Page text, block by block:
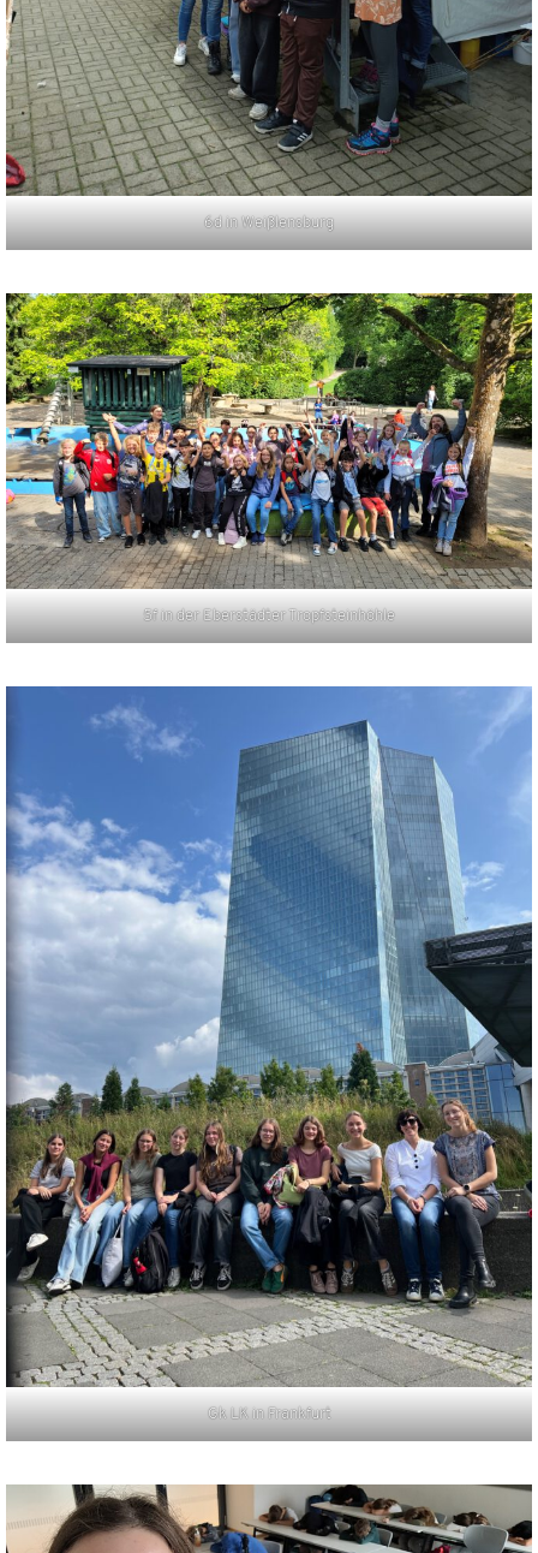
6d in Weißlensburg
5f in der Eberstädter Tropfsteinhöhle
Gk LK in Frankfurt